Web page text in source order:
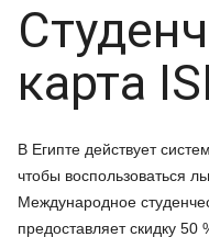
карта
В Египте действует
чтобы воспользоваться
Международное
предоставляет скидку